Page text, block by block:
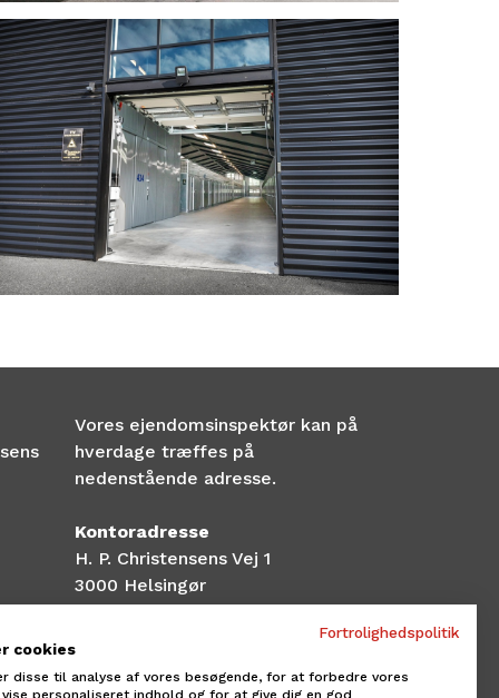
Vores ejendomsinspektør kan på
hverdage træffes på
nedenstående adresse.
Kontoradresse
H. P. Christensens Vej 1
3000 Helsingør
Privatlivspolitik
Fortrolighedspolitik
cookies
disse til analyse af vores besøgende, for at forbedre vores
personaliseret indhold og for at give dig en god